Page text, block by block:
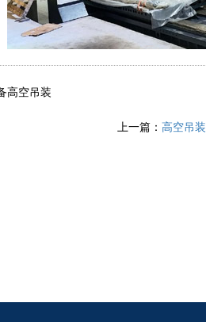
高空吊装
上一篇： 高空吊装